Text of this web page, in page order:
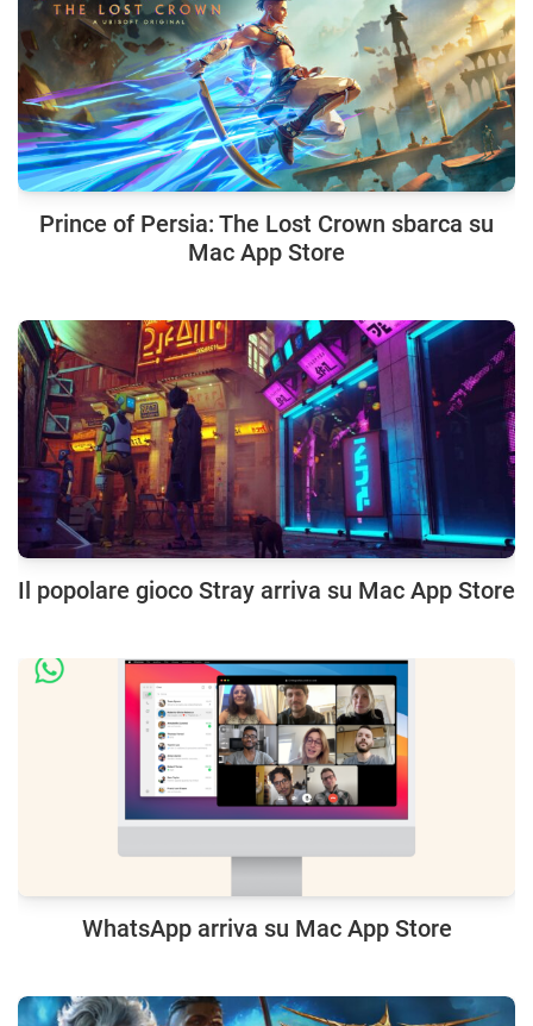
Prince of Persia: The Lost Crown sbarca su
Mac App Store
Il popolare gioco Stray arriva su Mac App Store
WhatsApp arriva su Mac App Store